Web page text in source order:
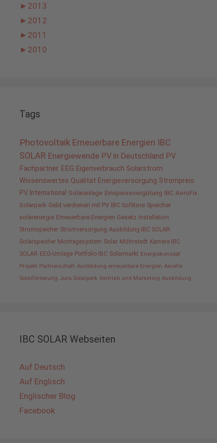
► 2013
► 2012
► 2011
► 2010
Tags
Photovoltaik Erneuerbare Energien IBC
SOLAR Energiewende PV in Deutschland PV
Fachpartner EEG Eigenverbrauch Solarstrom
Wissenswertes Qualität Energieversorgung Strompreis
PV International Solaranlage Einspeisevergütung IBC AeroFix
Solarpark Geld verdienen mit PV IBC SolStore Speicher
solarenergie Erneuerbare Energien Gesetz Installation
Stromspeicher Stromversorgung Ausbildung IBC SOLAR
Solarspeicher Montagesystem Solar Möhrstedt Karriere IBC
SOLAR EEG-Umlage Portfolio IBC Solarmarkt Energiekonzept
Projekt Partnerschaft Ausbildung erneuerbare Energien AeroFix
Solarförderung Jura Solarpark Vertrieb und Marketing Ausbildung
IBC SOLAR Webseiten
Auf Deutsch
Auf Englisch
Englischer Blog
Facebook